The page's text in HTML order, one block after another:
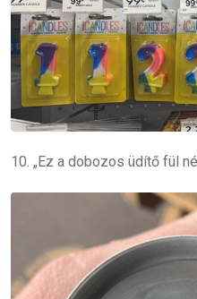
10. „Ez a dobozos üdítő fül